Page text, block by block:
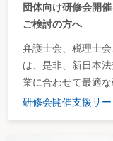
団体向け研修会開
ご検討の方へ
弁護士会、税理士
は、是非、新日本
業に合わせて最適
研修会開催支援サー